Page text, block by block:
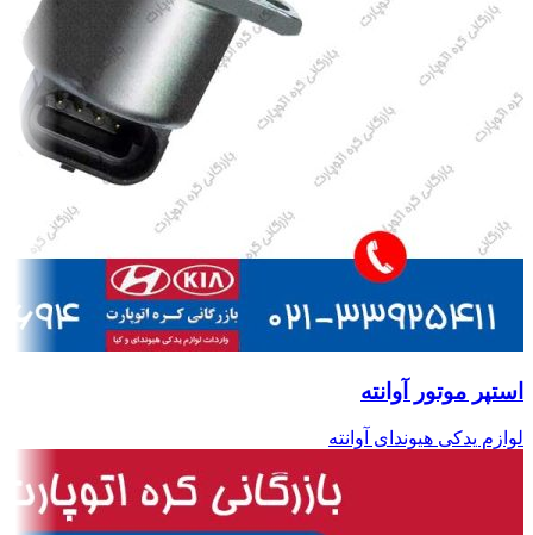
استپر موتور آوانته
لوازم یدکی هیوندای آوانته